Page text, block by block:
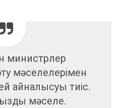
министрлер
мәселелерімен
айналысуы тиіс.
мәселе.